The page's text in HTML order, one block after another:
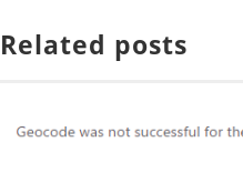
Related posts